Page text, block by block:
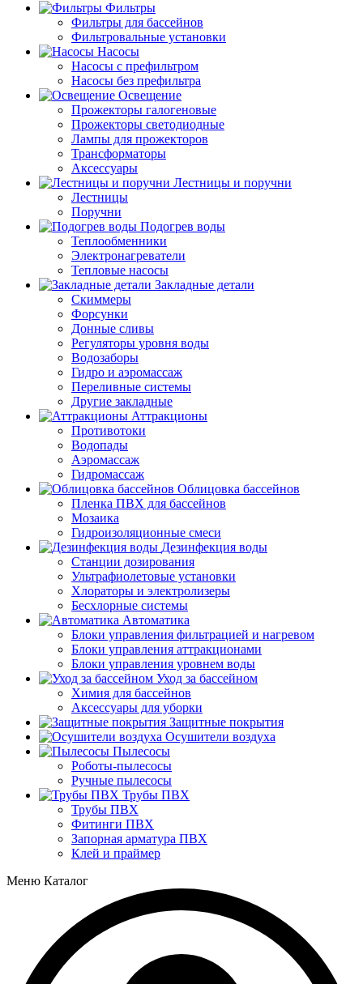
Фильтры
Фильтры для бассейнов
Фильтровальные установки
Насосы
Насосы с префильтром
Насосы без префильтра
Освещение
Прожекторы галогеновые
Прожекторы светодиодные
Лампы для прожекторов
Трансформаторы
Аксессуары
Лестницы и поручни
Лестницы
Поручни
Подогрев воды
Теплообменники
Электронагреватели
Тепловые насосы
Закладные детали
Скиммеры
Форсунки
Донные сливы
Регуляторы уровня воды
Водозаборы
Гидро и аэромассаж
Переливные системы
Другие закладные
Аттракционы
Противотоки
Водопады
Аэромассаж
Гидромассаж
Облицовка бассейнов
Пленка ПВХ для бассейнов
Мозаика
Гидроизоляционные смеси
Дезинфекция воды
Станции дозирования
Ультрафиолетовые установки
Хлораторы и электролизеры
Бесхлорные системы
Автоматика
Блоки управления фильтрацией и нагревом
Блоки управления аттракционами
Блоки управления уровнем воды
Уход за бассейном
Химия для бассейнов
Аксессуары для уборки
Защитные покрытия
Осушители воздуха
Пылесосы
Роботы-пылесосы
Ручные пылесосы
Трубы ПВХ
Трубы ПВХ
Фитинги ПВХ
Запорная арматура ПВХ
Клей и праймер
Меню Каталог